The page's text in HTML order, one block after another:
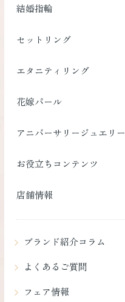
結婚指輪
セットリング
エタニティリング
花嫁パール
アニバーサリージュエリー
お役立ちコンテンツ
店舗情報
ブランド紹介コラム
よくあるご質問
フェア情報